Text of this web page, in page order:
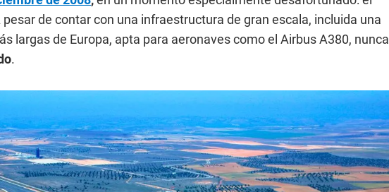
de contar con una infraestructura de gran escala, incluida una
largas de Europa, apta para aeronaves como el Airbus A380, nunca
.